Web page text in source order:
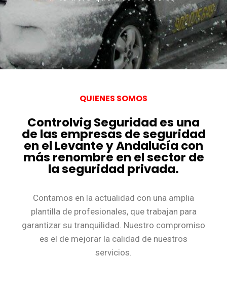
QUIENES SOMOS
Controlvig Seguridad es una
de las empresas de seguridad
en el Levante y Andalucía con
más renombre en el sector de
la seguridad privada.
Contamos en la actualidad con una amplia
plantilla de profesionales, que trabajan para
garantizar su tranquilidad. Nuestro compromiso
es el de mejorar la calidad de nuestros
servicios.